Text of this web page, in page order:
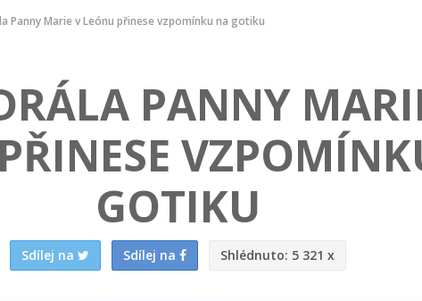
Panny Marie v Leónu přinese vzpomínku na gotiku
PANNY
GOTIKU
Sdílej na Sdílej na Shlédnuto: 5 321 x